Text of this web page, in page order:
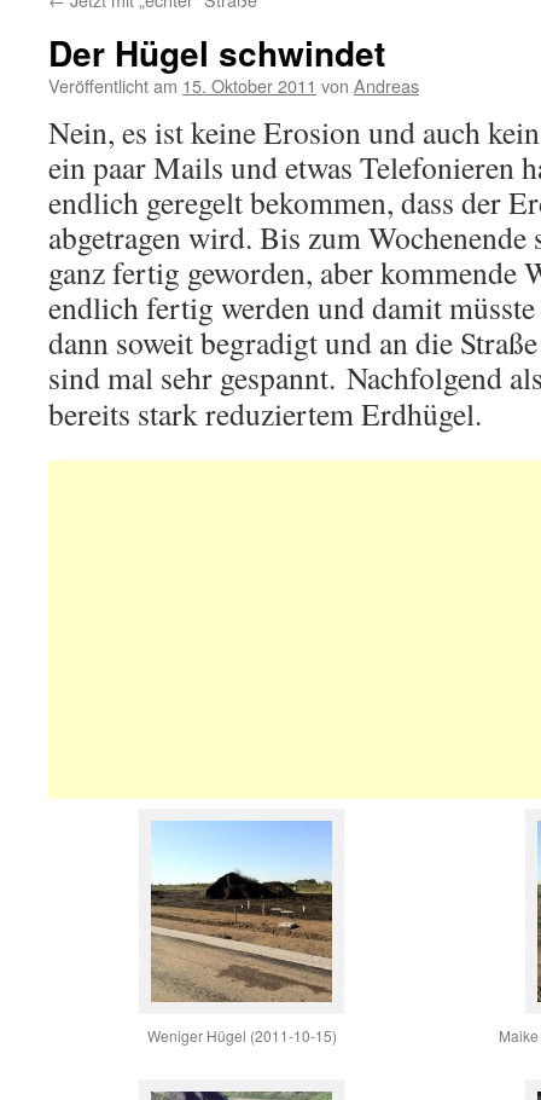
Der Hügel schwindet
Veröffentlicht am 15. Oktober 2011 von Andreas
Nein, es ist keine Erosion und auch
ein paar Mails und etwas Telefonieren
endlich geregelt bekommen, dass der
abgetragen wird. Bis zum
ganz fertig geworden, aber kommende
endlich fertig werden und damit
dann soweit begradigt und an die
sind mal sehr gespannt. Nachfolgend
bereits stark reduziertem Erdhügel.
Weniger Hügel (2011-10-15)